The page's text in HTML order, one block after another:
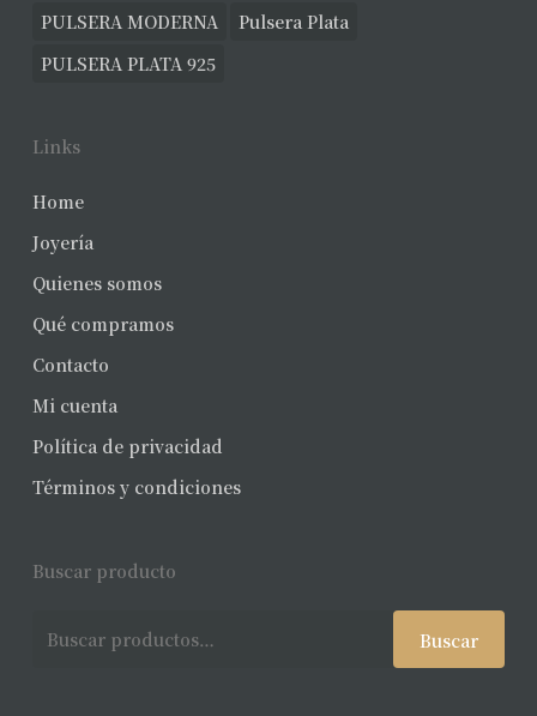
PULSERA MODERNA
Pulsera Plata
PULSERA PLATA 925
Links
Home
Joyería
Quienes somos
Qué compramos
Contacto
Mi cuenta
Política de privacidad
Términos y condiciones
Buscar producto
Buscar